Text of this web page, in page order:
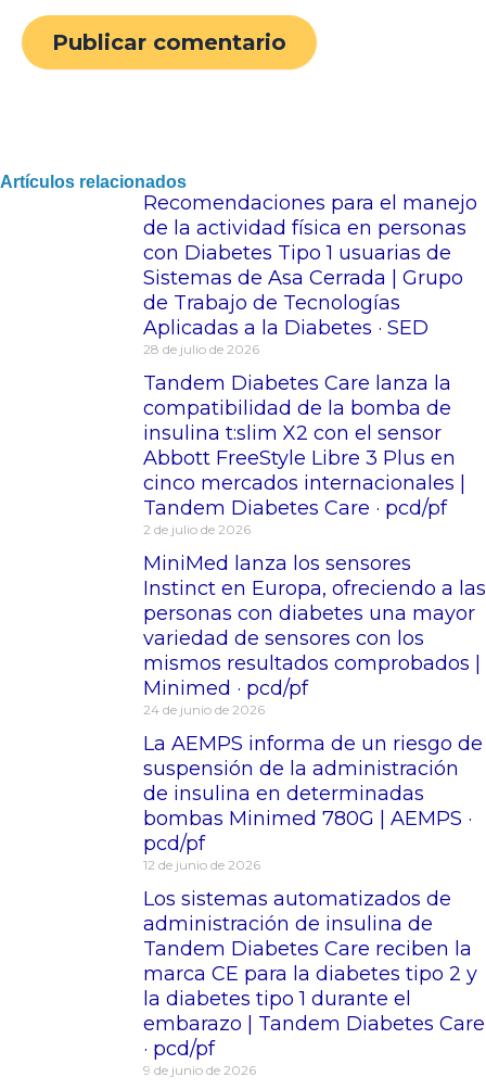
Artículos relacionados
Recomendaciones para el manejo
de la actividad física en personas
con Diabetes Tipo 1 usuarias de
Sistemas de Asa Cerrada | Grupo
de Trabajo de Tecnologías
Aplicadas a la Diabetes · SED
28 de julio de 2026
Tandem Diabetes Care lanza la
compatibilidad de la bomba de
insulina t:slim X2 con el sensor
Abbott FreeStyle Libre 3 Plus en
cinco mercados internacionales |
Tandem Diabetes Care · pcd/pf
2 de julio de 2026
MiniMed lanza los sensores
Instinct en Europa, ofreciendo a las
personas con diabetes una mayor
variedad de sensores con los
mismos resultados comprobados |
Minimed · pcd/pf
24 de junio de 2026
La AEMPS informa de un riesgo de
suspensión de la administración
de insulina en determinadas
bombas Minimed 780G | AEMPS ·
pcd/pf
12 de junio de 2026
Los sistemas automatizados de
administración de insulina de
Tandem Diabetes Care reciben la
marca CE para la diabetes tipo 2 y
la diabetes tipo 1 durante el
embarazo | Tandem Diabetes Care
· pcd/pf
9 de junio de 2026